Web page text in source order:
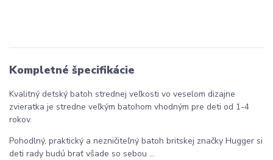
Kompletné špecifikácie
Kvalitný detský batoh strednej veľkosti vo veselom dizajne
zvieratka je stredne veľkým batohom vhodným pre deti od 1-4
rokov.
Pohodlný, praktický a nezničiteľný batoh britskej značky Hugger si
deti rady budú brať všade so sebou ...